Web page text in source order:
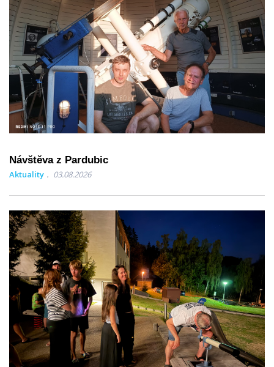
Návštěva z Pardubic
Aktuality 03.08.2026